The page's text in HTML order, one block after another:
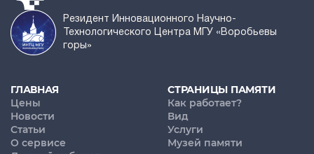
Резидент Инновационного Научно-
Технологического Центра МГУ «Воробьевы
горы»
ГЛАВНАЯ
Цены
Новости
Статьи
О сервисе
СТРАНИЦЫ ПАМЯТИ
Как работает?
Вид
Услуги
Музей памяти